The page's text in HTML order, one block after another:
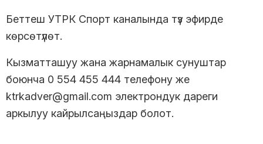
Беттеш УТРК Спорт каналында түз эфирде
көрсөтүлөт.
Кызматташуу жана жарнамалык сунуштар
боюнча 0 554 455 444 телефону же
ktrkadver@gmail.com электрондук дареги
аркылуу кайрылсаңыздар болот.